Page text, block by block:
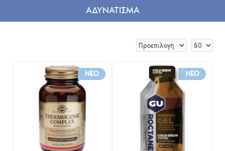
ΑΔΥΝΑΤΙΣΜΑ
NEO NEO